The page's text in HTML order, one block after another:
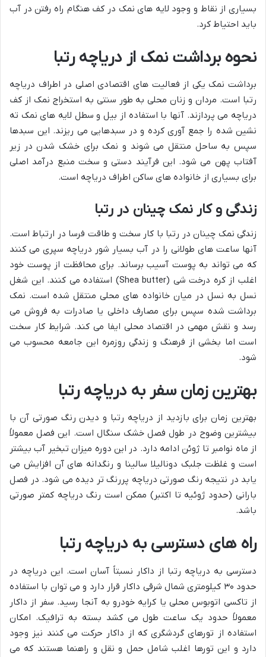
بسیاری از نقاط و وجود لایه های نمک در کف هنگام راه رفتن در آب
باید احتیاط کرد.
نحوه برداشت نمک از دریاچه رتبا
برداشت نمک یکی از فعالیت های اقتصادی اصلی در اطراف دریاچه
رتبا است. مردان و زنان محلی به طور سنتی به استخراج نمک از کف
دریاچه می پردازند. آنها با استفاده از بیل و سطل لایه های نمک ته
نشین شده را جمع آوری کرده و در سبدهایی می ریزند. این سبدها
سپس به ساحل منتقل می شوند و نمک برای خشک شدن در زیر
آفتاب پهن می شود. این فرآیند دستی و سخت منبع درآمد اصلی
برای بسیاری از خانواده های ساکن اطراف دریاچه است.
زندگی و کار نمک چینان در رتبا
زندگی نمک چینان در رتبا با کار سخت و طاقت فرسا در ارتباط است.
آنها ساعت های طولانی را در آب بسیار شور دریاچه سپری می کنند
که می تواند به پوست آسیب برساند. برای محافظت از پوست خود
اغلب از کره درخت شی (Shea butter) استفاده می کنند. این شغل
نسل به نسل در میان خانواده های محلی منتقل شده است. نمک
برداشت شده سپس برای مصارف داخلی یا صادرات به فروش می
رسد و نقش مهمی در اقتصاد محلی ایفا می کند. شرایط کار سخت
است اما بخشی از فرهنگ و زندگی روزمره این جامعه محسوب می
شود.
بهترین زمان سفر به دریاچه رتبا
بهترین زمان برای بازدید از دریاچه رتبا و دیدن رنگ صورتی آن با
بیشترین وضوح در طول فصل خشک سنگال است. این فصل معمولاً
از ماه نوامبر تا ژوئن ادامه دارد. در این دوره میزان تبخیر آب بیشتر
است و غلظت جلبک دونالیلا سالینا و رنگدانه های آن افزایش می
یابد در نتیجه رنگ صورتی دریاچه پررنگ تر دیده می شود. در فصل
بارانی (حدود ژوئیه تا اکتبر) ممکن است رنگ دریاچه کمتر صورتی
باشد.
راه های دسترسی به دریاچه رتبا
دسترسی به دریاچه رتبا از داکار نسبتاً آسان است. این دریاچه در
حدود ۳۰ کیلومتری شمال شرقی داکار قرار دارد و می توان با استفاده
از تاکسی اتوبوس محلی یا کرایه خودرو به آنجا رسید. سفر از داکار
معمولاً حدود یک ساعت طول می کشد بسته به ترافیک. امکان
استفاده از تورهای گردشگری که از داکار حرکت می کنند نیز وجود
دارد و این تورها اغلب شامل حمل و نقل و راهنما هستند که می